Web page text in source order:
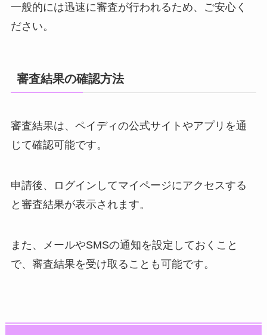
一般的には迅速に審査が行われるため、ご安心く
ださい。
審査結果の確認方法
審査結果は、ペイディの公式サイトやアプリを通
じて確認可能です。
申請後、ログインしてマイページにアクセスする
と審査結果が表示されます。
また、メールやSMSの通知を設定しておくこと
で、審査結果を受け取ることも可能です。